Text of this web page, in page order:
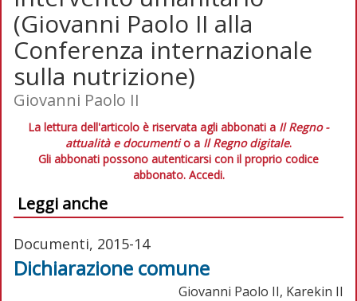
(Giovanni Paolo II alla
Conferenza internazionale
sulla nutrizione)
Giovanni Paolo II
La lettura dell'articolo è riservata agli abbonati a Il Regno -
attualità e documentio a Il Regno digitale.
Gli abbonati possono autenticarsi con il proprio codice
abbonato. Accedi.
Leggi anche
Documenti, 2015-14
Dichiarazione comune
Giovanni Paolo II, Karekin II